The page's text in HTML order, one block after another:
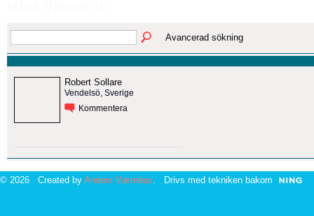
Avancerad sökning
Robert Sollare
Vendelsö, Sverige
Kommentera
© 2026 Created by Anders Værnéus . Drivs med tekniken bakom